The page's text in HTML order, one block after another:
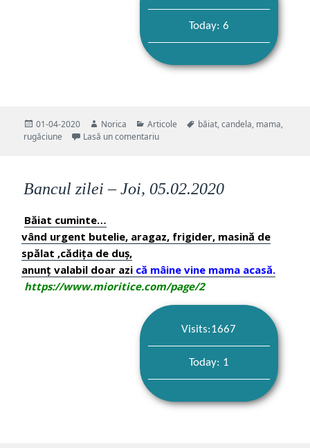
Today: 6
Publicat
pe
01-04-2020 Autor
Norica Categorii
Articole Etichete
băiat,candela, mama,
rugăciune
Lasă un comentariula Colțul de rugăciune
Bancul zilei – Joi, 05.02.2020
Băiat cuminte…
vând urgent butelie, aragaz, frigider, masină de
spălat ,cădița de duș,
anunț valabil doar azi că mâine vine mama acasă.
https://www.mioritice.com/page/2
Visits:1667
Today: 1